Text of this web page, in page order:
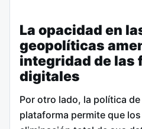
La opacidad en
geopolíticas
integridad de las
digitales
Por otro lado, la política
plataforma permite que